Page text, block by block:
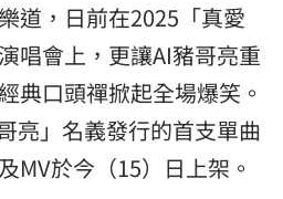
道，日前在2025「真愛
唱會上，更讓AI豬哥亮重
典口頭禪掀起全場爆笑。
亮」名義發行的首支單曲
MV於今（15）日上架。